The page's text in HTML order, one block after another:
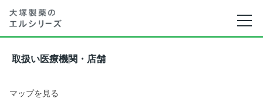
取扱い医療機関・店舗
マップを見る